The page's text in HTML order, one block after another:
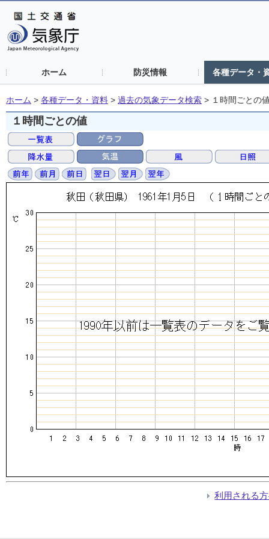
ホーム 防災情報 各種データ・
ホーム > 各種データ・資料 > 過去の気象データ検索 > １時間ごとの
１時間ごとの値
利用される